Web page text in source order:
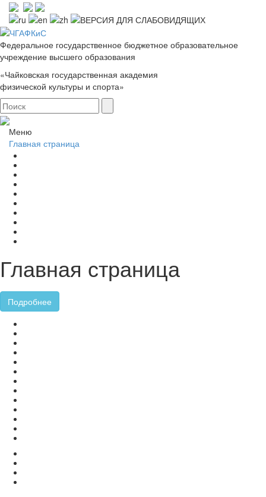
Федеральное государственное бюджетное образовательное
учреждение высшего образования
«Чайковская государственная академия
физической культуры и спорта»
Меню
Главная страница
Главная страница
Подробнее